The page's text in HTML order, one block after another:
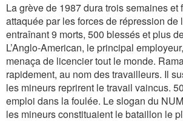
La grève de 1987 dura trois semaines et
attaquée par les forces de répression de
entraînant 9 morts, 500 blessés et plus
L’Anglo-American, le principal
menaça de licencier tout le monde.
rapidement, au nom des travailleurs. Il
les mineurs reprirent le travail vaincus.
emploi dans la foulée. Le slogan du
les mineurs constituaient le bataillon le